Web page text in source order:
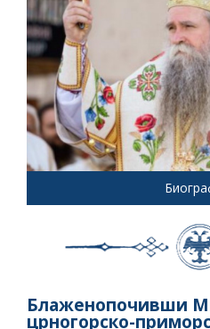
Блаженопочивши
црногорско-